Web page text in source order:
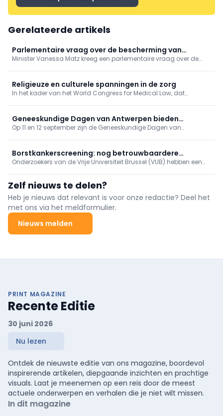
Gerelateerde artikels
Parlementaire vraag over de bescherming van
persoonsgegevens bij gebruik van apps in het kader
van reproductieve gezondheidszorg
Minister Vanessa Matz kreeg een parlementaire vraag over de
aandacht voor sensibilisering rond het gebruik van deze apps te
willen versterken.
Religieuze en culturele spanningen in de zorg
In het kader van het World Congress for Medical Law, dat
officieel boven de doopvont gehouden.
Geneeskundige Dagen van Antwerpen bieden
gevarieerd programma
Op 11 en 12 september zijn de Geneeskundige Dagen van
nood- en rampgeneeskunde.
Borstkankerscreening: nog betrouwbaardere
simulatiemodellen
Onderzoekers van de Vrije Universiteit Brussel (VUB) hebben een
borstkankerscreening.
Zelf nieuws te delen?
Heb je nieuws dat relevant is voor onze redactie? Deel het
met ons via het meldformulier.
Nieuws melden
PRINT MAGAZINE
Recente Editie
30 juni 2026
Nu lezen
Ontdek de nieuwste editie van ons magazine, boordevol
inspirerende artikelen, diepgaande inzichten en prachtige
visuals. Laat je meenemen op een reis door de meest
actuele onderwerpen en verhalen die je niet wilt missen.
In dit magazine